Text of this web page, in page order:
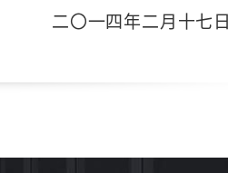
二〇一四年二月十七日